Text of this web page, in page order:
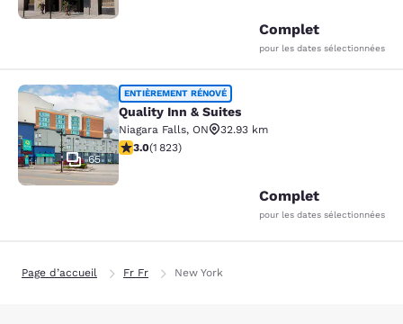
Complet
pour les dates sélectionnées
Quality Inn & Suites
65
ENTIÈREMENT RÉNOVÉ
Quality Inn & Suites
Niagara Falls, ON
32.93 km
2.96 étoiles. Moyen. 1823 commentaires
3.0(1 823)
Complet
pour les dates sélectionnées
Page d’accueil Fr Fr New York